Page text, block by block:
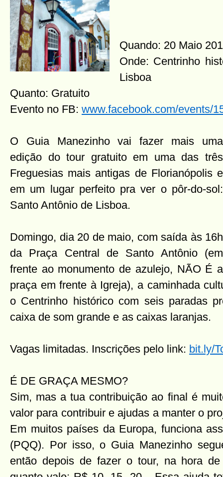
Quando: 20 Maio
Onde: Centrinho
Lisboa
Quanto: Gratuito
Evento no FB: www.facebook.com/events/
O Guia Manezinho vai fazer mais uma
edição do tour gratuito em uma das três
Freguesias mais antigas de Florianópolis e
em um lugar perfeito pra ver o pôr-do-sol:
Santo Antônio de Lisboa.
Domingo, dia 20 de maio, com saída às 16h
da Praça Central de Santo Antônio (em
frente ao monumento de azulejo, NÃO É a
praça em frente à Igreja), a caminhada
o Centrinho histórico com seis paradas
caixa de som grande e as caixas laranjas.
Vagas limitadas. Inscrições pelo link: bit.ly/
É DE GRAÇA MESMO?
Sim, mas a tua contribuição ao final é
valor para contribuir e ajudas a manter o
Em muitos países da Europa, funciona
(PQQ). Por isso, o Guia Manezinho
então depois de fazer o tour, na hora